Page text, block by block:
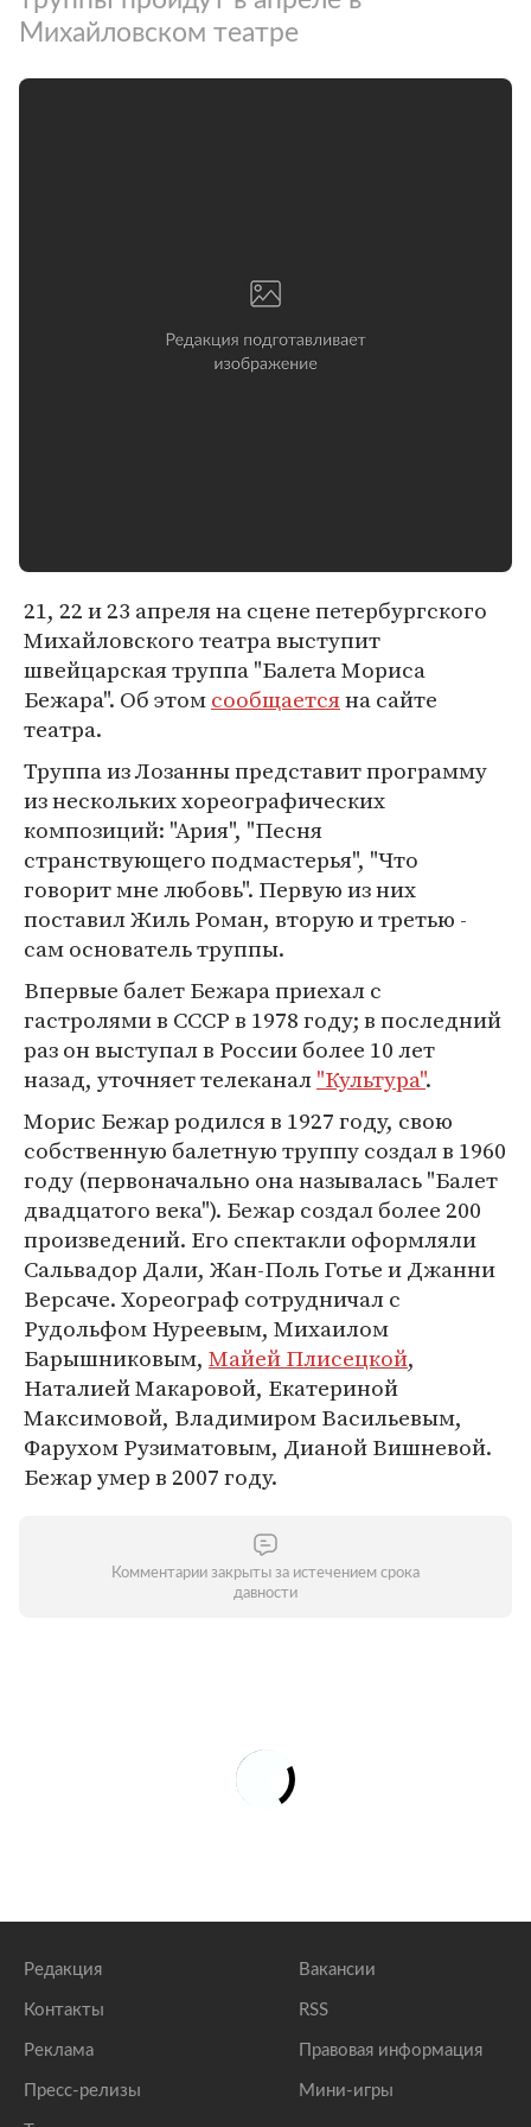
Михайловском театре
21, 22 и 23 апреля на сцене петербургского
Михайловского театра выступит
швейцарская труппа "Балета Мориса
Бежара". Об этомсообщаетсяна сайте
театра.
Труппа из Лозанны представит программу
из нескольких хореографических
композиций: "Ария", "Песня
странствующего подмастерья", "Что
говорит мне любовь". Первую из них
поставил Жиль Роман, вторую и третью -
сам основатель труппы.
Впервые балет Бежара приехал с
гастролями в СССР в 1978 году; в последний
раз он выступал в России более 10 лет
назад, уточняет телеканал"Культура".
Морис Бежар родился в 1927 году, свою
собственную балетную труппу создал в 1960
году (первоначально она называлась "Балет
двадцатого века"). Бежар создал более 200
произведений. Его спектакли оформляли
Сальвадор Дали, Жан-Поль Готье и Джанни
Версаче. Хореограф сотрудничал с
Рудольфом Нуреевым, Михаилом
Барышниковым, Майей Плисецкой,
Наталией Макаровой, Екатериной
Максимовой, Владимиром Васильевым,
Фарухом Рузиматовым, Дианой Вишневой.
Бежар умер в 2007 году.
Комментарии закрыты за истечением срока
давности
Редакция
Контакты
Реклама
Пресс-релизы
Вакансии
RSS
Правовая информация
Мини-игры